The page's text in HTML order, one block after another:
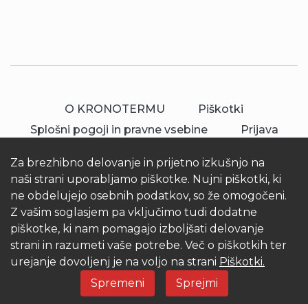
Za brezhibno delovanje in prijetno izkušnjo na
naši strani uporabljamo piškotke. Nujni piškotki, ki
ne obdelujejo osebnih podatkov, so že omogočeni.
Z vašim soglasjem pa vključimo tudi dodatne
piškotke, ki nam pomagajo izboljšati delovanje
strani in razumeti vaše potrebe. Več o piškotkih ter
urejanje dovoljenj je na voljo na strani Piškotki.
Spremeni
Sprejmi
O KRONOTERMU
Piškotki
Splošni pogoji in pravne vsebine
Prijava
© 2026 Kronoterm | vse pravice pridržane.
KRONOTERM d.o.o.